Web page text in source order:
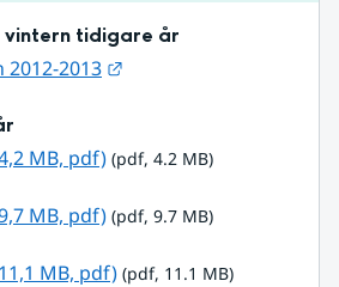
vintern tidigare år
2013
MB, pdf)pdf, 4.2 MB.
(pdf, 4.2 MB)
MB, pdf)pdf, 9.7 MB.
(pdf, 9.7 MB)
MB, pdf)pdf, 11.1 MB.
(pdf, 11.1 MB)